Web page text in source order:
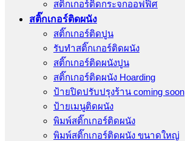
สติ๊กเกอร์ติดกระจกออฟฟิศ
สติ๊กเกอร์ติดผนัง
สติ๊กเกอร์ติดปูน
รับทำสติ๊กเกอร์ติดผนัง
สติ๊กเกอร์ติดผนังปูน
สติ๊กเกอร์ติดผนัง Hoarding
ป้ายปิดปรับปรุงร้าน coming soon
ป้ายเมนูติดผนัง
พิมพ์สติ๊กเกอร์ติดผนัง
พิมพ์สติ๊กเกอร์ติดผนัง ขนาดใหญ่